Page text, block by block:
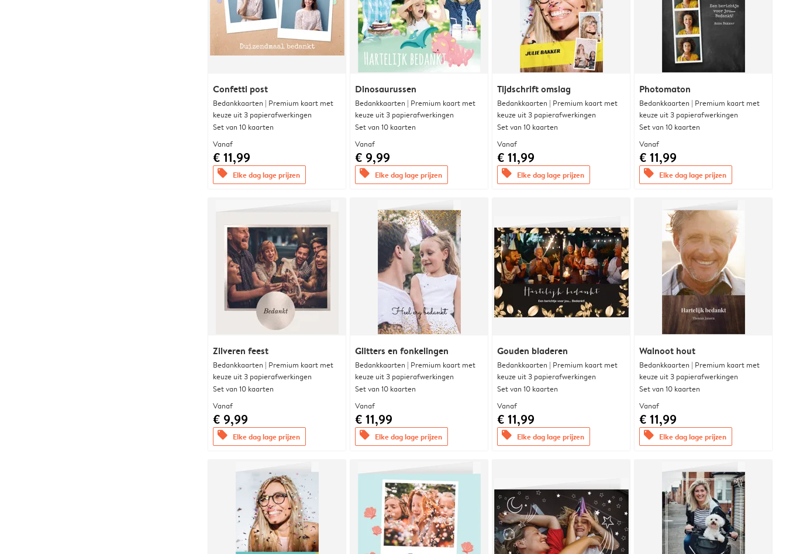
Confetti post
Bedankkaarten | Premium kaart met
keuze uit 3 papierafwerkingen
Set van 10 kaarten
Vanaf
€ 11,99
offers Elke dag lage prijzen
Dinosaurussen
Bedankkaarten | Premium kaart met
keuze uit 3 papierafwerkingen
Set van 10 kaarten
Vanaf
€ 9,99
offers Elke dag lage prijzen
Tijdschrift omslag
Bedankkaarten | Premium kaart met
keuze uit 3 papierafwerkingen
Set van 10 kaarten
Vanaf
€ 11,99
offers Elke dag lage prijzen
Photomaton
Bedankkaarten | Premium kaart met
keuze uit 3 papierafwerkingen
Set van 10 kaarten
Vanaf
€ 11,99
offers Elke dag lage prijzen
Zilveren feest
Bedankkaarten | Premium kaart met
keuze uit 3 papierafwerkingen
Set van 10 kaarten
Vanaf
€ 9,99
offers Elke dag lage prijzen
Glitters en fonkelingen
Bedankkaarten | Premium kaart met
keuze uit 3 papierafwerkingen
Set van 10 kaarten
Vanaf
€ 11,99
offers Elke dag lage prijzen
Gouden bladeren
Bedankkaarten | Premium kaart met
keuze uit 3 papierafwerkingen
Set van 10 kaarten
Vanaf
€ 11,99
offers Elke dag lage prijzen
Walnoot hout
Bedankkaarten | Premium kaart met
keuze uit 3 papierafwerkingen
Set van 10 kaarten
Vanaf
€ 11,99
offers Elke dag lage prijzen